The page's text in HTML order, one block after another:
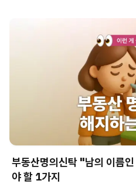
부동산명의신탁 "남의 이름
야 할 1가지